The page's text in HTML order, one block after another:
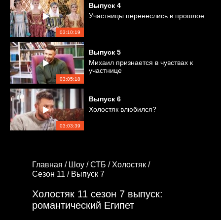
03:10:19
Выпуск 4
Участницы перенеслись в прошлое
03:05:18
Выпуск 5
Михаил признается в чувствах к
участнице
03:03:39
Выпуск 6
Холостяк влюбился?
Главная / Шоу /СТБ / Холостяк /
Сезон 11 / Выпуск 7
Холостяк 11 сезон 7 выпуск:
романтический Египет